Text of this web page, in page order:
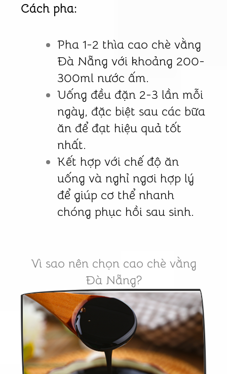
Cách pha:
Pha 1-2 thìa cao chè vằng
Đà Nẵng với khoảng 200-
300ml nước ấm.
Uống đều đặn 2-3 lần mỗi
ngày, đặc biệt sau các bữa
ăn để đạt hiệu quả tốt
nhất.
Kết hợp với chế độ ăn
uống và nghỉ ngơi hợp lý
để giúp cơ thể nhanh
chóng phục hồi sau sinh.
Vì sao nên chọn cao chè vằng
Đà Nẵng?